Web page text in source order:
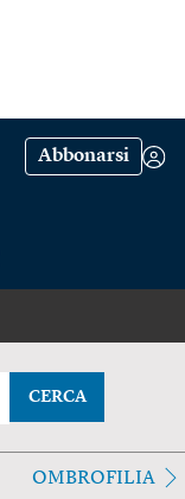
Abbonarsi
CERCA
OMBROFILIA